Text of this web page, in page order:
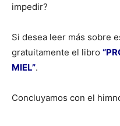
impedir?
Si desea leer más sobre
gratuitamente el libro
MIEL”.
Concluyamos con el